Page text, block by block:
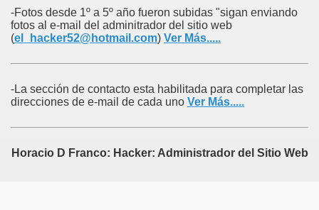
-Fotos desde 1º a 5º año fueron subidas "sigan enviando
fotos al e-mail del adminitrador del sitio web
(el_hacker52@hotmail.com) Ver Más.....
-La sección de contacto esta habilitada para completar las
direcciones de e-mail de cada uno Ver Más.....
Horacio D Franco: Hacker: Administrador del Sitio Web